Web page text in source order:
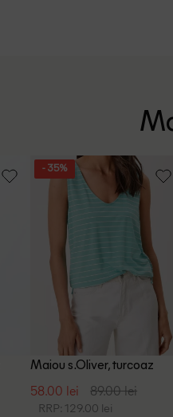
- 35%
Maiou s.Oliver, turcoaz
58.00 lei 89.00 lei
RRP: 129.00 lei